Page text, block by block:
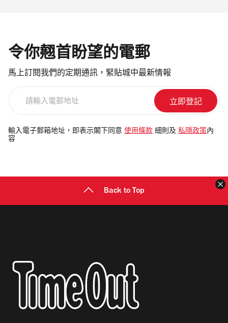
令你翹首盼望的電郵
馬上訂閱我們的定期通訊，緊貼城中最新情報
電
郵
輸入電子郵箱地址，即表示閣下同意 使用條款 細則及 私隱政策 內
容
Back to Top